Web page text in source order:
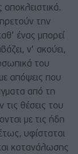
την
ένας μπορεί
ν’ ακούει,
του
απόψεις που
από τη
τις θέσεις του
με τις ήδη
υφίσταται
κατανάλωσης